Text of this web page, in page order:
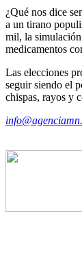
¿Qué nos dice
a un tirano
mil, la simulación
medicamentos
Las elecciones
seguir siendo el
chispas, rayos y